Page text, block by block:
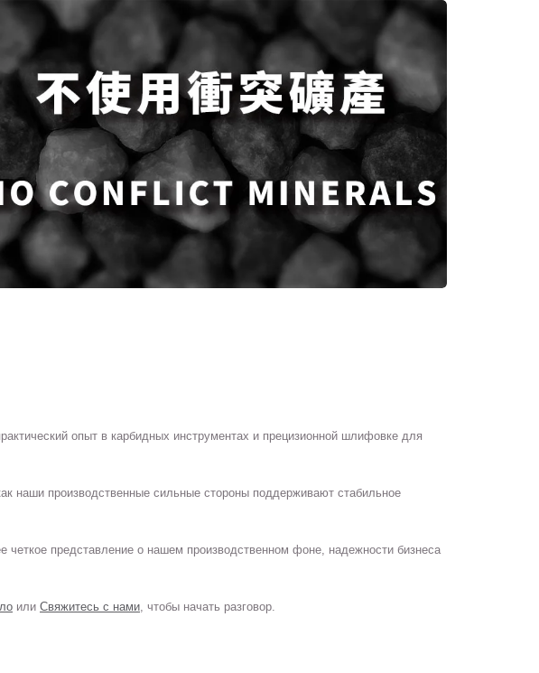
опыт в карбидных инструментах и прецизионной шлифовке для
наши производственные сильные стороны поддерживают стабильное
четкое представление о нашем производственном фоне, надежности бизнеса
или Свяжитесь с нами, чтобы начать разговор.